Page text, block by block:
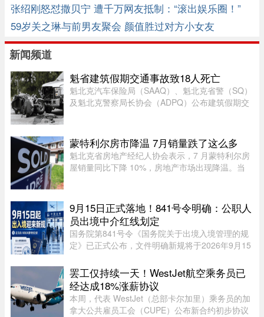
张绍刚怒怼撒贝宁 遭千万网友抵制：“滚出娱乐圈！”
59岁关之琳与前男友聚会 颜值胜过对方小女友
新闻频道
魁省建筑假期交通事故致18人死亡
魁北克汽车保险局（SAAQ）、魁北克省警（SQ）
及魁北克警察局长协会（ADPQ）公布建筑假期交
今年死亡人数明显下降。统计显 ...
蒙特利尔房市降温 7月销量跌了这么多
魁北克省房地产经纪人协会表示，7 月蒙特利尔房
屋销量同比下降 10%，房地产市场出现降温。当
地区所有房屋类型以及各 ...
9月15日正式落地！841号令明确：公职人
员出境中介红线划定
国务院第841号令《国务院关于出境入境管理的规
定》已正式公布，文件明确新规将于2026年9月15
理，其中针对公职人员、出入境中介机构的约束条
款，引发社会广泛关注。新规并 ...
罢工仅持续一天！WestJet航空乘务员已
经达成18%涨薪协议
本周，代表 WestJet（总部卡尔加里）乘务员的加
拿大公共雇员工会（CUPE）公布新合约初步协议